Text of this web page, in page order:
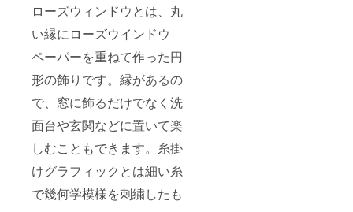
ローズウィンドウとは、丸
い縁にローズウインドウ
ペーパーを重ねて作った円
形の飾りです。縁があるの
で、窓に飾るだけでなく洗
面台や玄関などに置いて楽
しむこともできます。糸掛
けグラフィックとは細い糸
で幾何学模様を刺繍したも